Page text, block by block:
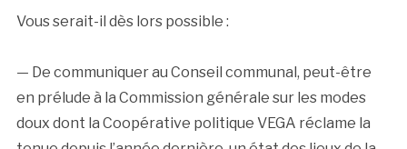
Vous serait-il dès lors possible :
— De communiquer au Conseil communal, peut-être
en prélude à la Commission générale sur les modes
doux dont la Coopérative politique VEGA réclame la